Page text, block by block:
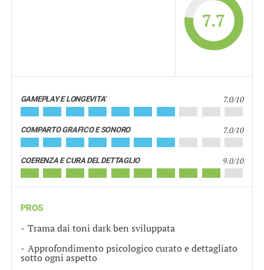
7.7
GAMEPLAY E LONGEVITA' 7.0/10
COMPARTO GRAFICO E SONORO 7.0/10
COERENZA E CURA DEL DETTAGLIO 9.0/10
PROS
Trama dai toni dark ben sviluppata
Approfondimento psicologico curato e dettagliato
sotto ogni aspetto